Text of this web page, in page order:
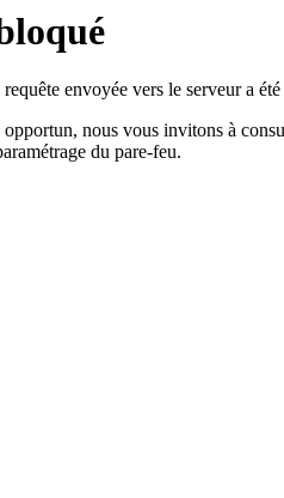
envoyée vers le serveur a
nous vous invitons à
du pare-feu.